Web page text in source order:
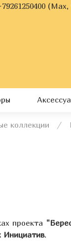
коллекции
проекта
Инициатив.